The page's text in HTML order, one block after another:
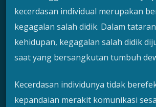
kecerdasan individual merupakan
kegagalan salah didik. Dalam
kehidupan, kegagalan salah didik
saat yang bersangkutan tumbuh
Kecerdasan individunya tidak
kepandaian merakit komunikasi